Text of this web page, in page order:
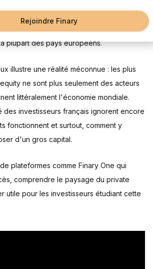
mondiaux du PE ? Le classement par
stratégies d'investissement et secteurs
en France : quels sont les plus gros fonds ?
des acteurs français
de Private Equity et Finary One
le cycle de vie et la rémunération d'un fonds
historiques du private equity
et les risques à considérer
marché en evolution
Rejoindre Finary
1,17 trillion de dollars d'actifs, soit
plupart des pays européens.
illustre une réalité méconnue : les plus
ne sont plus seulement des acteurs
littéralement l'économie mondiale.
des investisseurs français ignorent encore
fonctionnent et surtout, comment y
d'un gros capital.
plateformes comme Finary One qui
comprendre le paysage du private
utile pour les investisseurs étudiant cette